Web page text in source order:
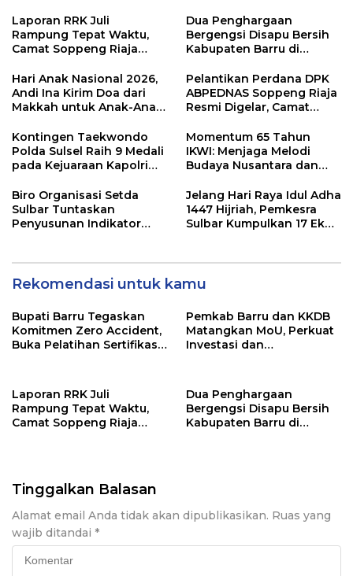
Laporan RRK Juli
Rampung Tepat Waktu,
Camat Soppeng Riaja
dan Kelurahan
Dua Penghargaan
Bergengsi Disapu Bersih
Kabupaten Barru di
Hari Anak Nasional 2026,
Andi Ina Kirim Doa dari
Makkah untuk Anak-Anak
Pelantikan Perdana DPK
ABPEDNAS Soppeng Riaja
Resmi Digelar, Camat
Wujudkan Desa Maju
Kontingen Taekwondo
Polda Sulsel Raih 9 Medali
pada Kejuaraan Kapolri
Momentum 65 Tahun
IKWI: Menjaga Melodi
Budaya Nusantara dan
Pers
Biro Organisasi Setda
Sulbar Tuntaskan
Penyusunan Indikator
Jelang Hari Raya Idul Adha
1447 Hijriah, Pemkesra
Sulbar Kumpulkan 17 Ekor
Rekomendasi untuk kamu
Bupati Barru Tegaskan
Komitmen Zero Accident,
Buka Pelatihan Sertifikasi
Pemkab Barru dan KKDB
Matangkan MoU, Perkuat
Investasi dan
Laporan RRK Juli
Rampung Tepat Waktu,
Camat Soppeng Riaja
Dua Penghargaan
Bergengsi Disapu Bersih
Kabupaten Barru di
Tinggalkan Balasan
Alamat email Anda tidak akan dipublikasikan. Ruas yang
wajib ditandai *